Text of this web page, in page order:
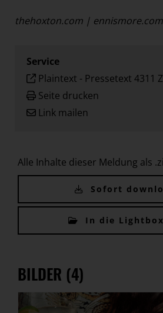
thehoxton.com | ennismore.com
Service
Plaintext - Pressetext 4311
Seite drucken
Link mailen
Alle Inhalte dieser Meldung als
Sofort
In die
BILDER (4)